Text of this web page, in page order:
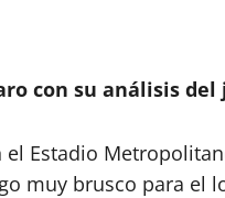
con su análisis
el Estadio
muy brusco para el